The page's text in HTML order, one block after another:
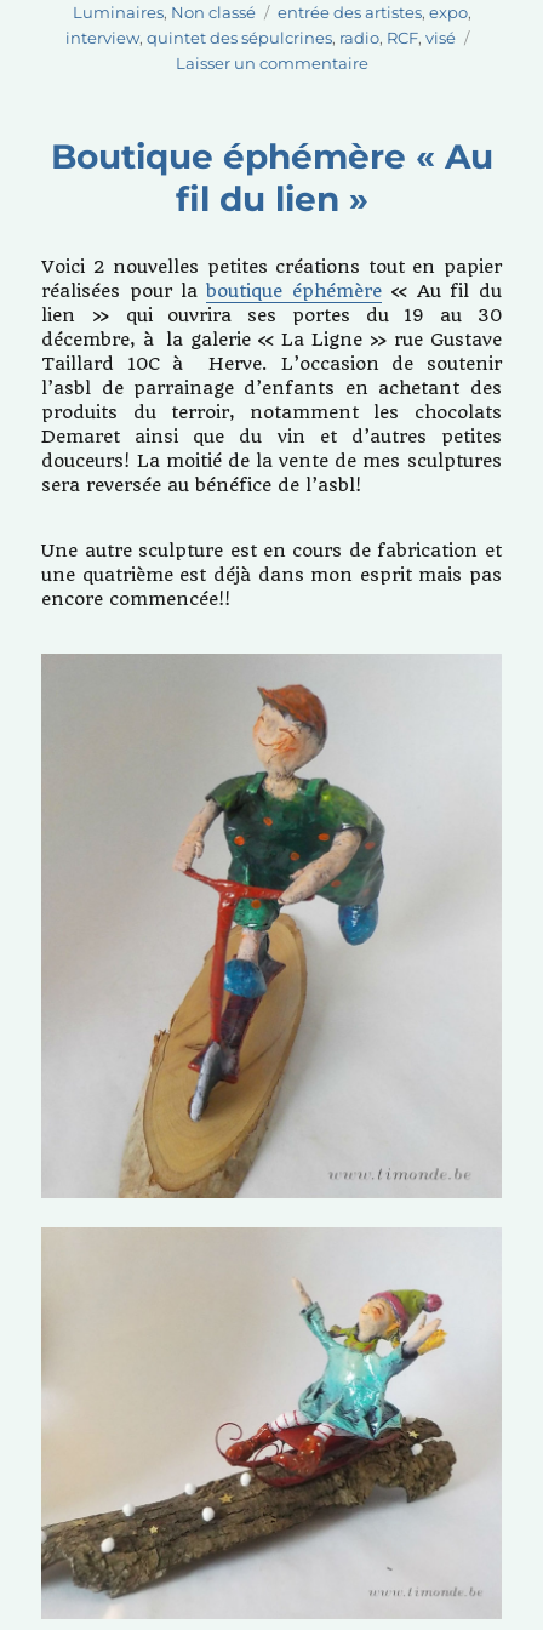
leLuminaires, Non classé Étiquettes
entrée des artistes, expo,
interview, quintet des sépulcrines, radio, RCF, visé
Laisser un commentairesur
« Entrée
RCF
Liège
Boutique éphémère « Au
fil du lien »
Voici 2 nouvelles petites créations tout en papier
réalisées pour laboutique éphémère« Au fil du
lien » qui ouvrira ses portes du 19 au 30
décembre, à la galerie « La Ligne » rue Gustave
Taillard 10C à Herve. L’occasion de soutenir
l’asbl de parrainage d’enfants en achetant des
produits du terroir, notamment les chocolats
Demaret ainsi que du vin et d’autres petites
douceurs! La moitié de la vente de mes sculptures
sera reversée au bénéfice de l’asbl!
Une autre sculpture est en cours de fabrication et
une quatrième est déjà dans mon esprit mais pas
encore commencée!!